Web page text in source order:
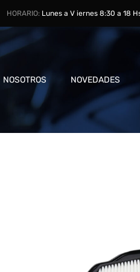
HORARIO: Lunes a V iernes 8:30 a 18
NOSOTROS NOVEDADES